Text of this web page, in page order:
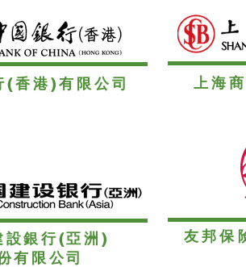
(香港)有限公司 上海
設銀行(亞洲)
有限公司
友邦保